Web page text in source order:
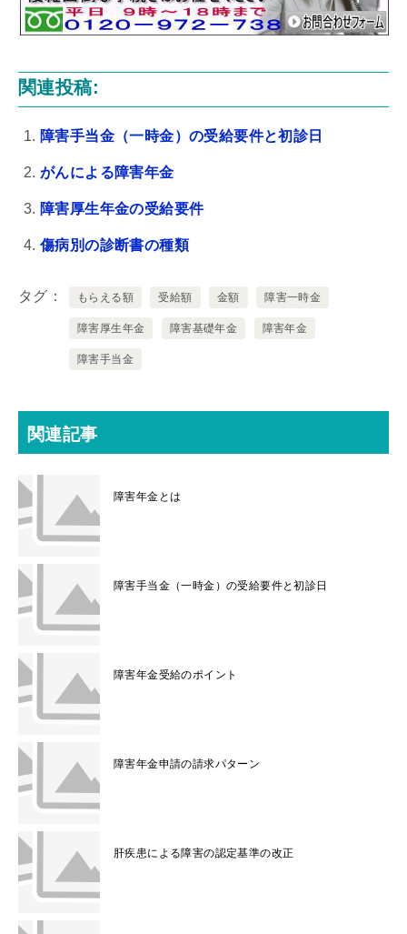
関連投稿:
障害手当金（一時金）の受給要件と初診日
がんによる障害年金
障害厚生年金の受給要件
傷病別の診断書の種類
タグ もらえる額 受給額 金額 障害一時金
障害厚生年金 障害基礎年金 障害年金
障害手当金
関連記事
障害年金とは
障害手当金（一時金）の受給要件と初診日
障害年金受給のポイント
障害年金申請の請求パターン
肝疾患による障害の認定基準の改正